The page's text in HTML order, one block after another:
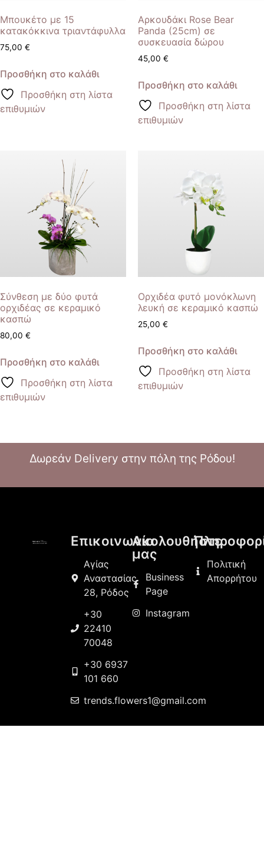
Μπουκέτο με 15
κατακόκκινα τριαντάφυλλα
75,00 €
Προσθήκη στο καλάθι
Προσθήκη στη λίστα
επιθυμιών
Αρκουδάκι Rose Bear
Panda (25cm) σε
συσκευασία δώρου
45,00 €
Προσθήκη στο καλάθι
Προσθήκη στη λίστα
επιθυμιών
Σύνθεση με δύο φυτά
ορχιδέας σε κεραμικό
κασπώ
80,00 €
Προσθήκη στο καλάθι
Προσθήκη στη λίστα
επιθυμιών
Ορχιδέα φυτό μονόκλωνη
λευκή σε κεραμικό κασπώ
25,00 €
Προσθήκη στο καλάθι
Προσθήκη στη λίστα
επιθυμιών
Δωρεάν Delivery στην πόλη της Ρόδου!
Επικοινωνία
Αγίας
Αναστασίας
28, Ρόδος
+30
22410
70048
+30 6937
101 660
trends.flowers1@gmail.com
Ακολουθήστε
μας
Business
Page
Instagram
Πολιτική
Απορρήτου